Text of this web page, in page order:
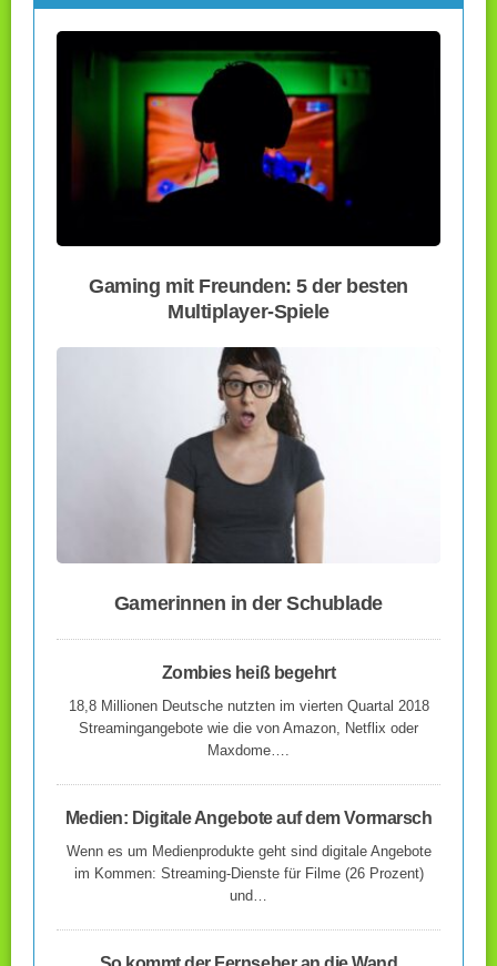
Gaming mit Freunden: 5 der besten
Multiplayer-Spiele
Gamerinnen in der Schublade
Zombies heiß begehrt
18,8 Millionen Deutsche nutzten im vierten Quartal 2018
Streamingangebote wie die von Amazon, Netflix oder
Maxdome….
Medien: Digitale Angebote auf dem Vormarsch
Wenn es um Medienprodukte geht sind digitale Angebote
im Kommen: Streaming-Dienste für Filme (26 Prozent)
und…